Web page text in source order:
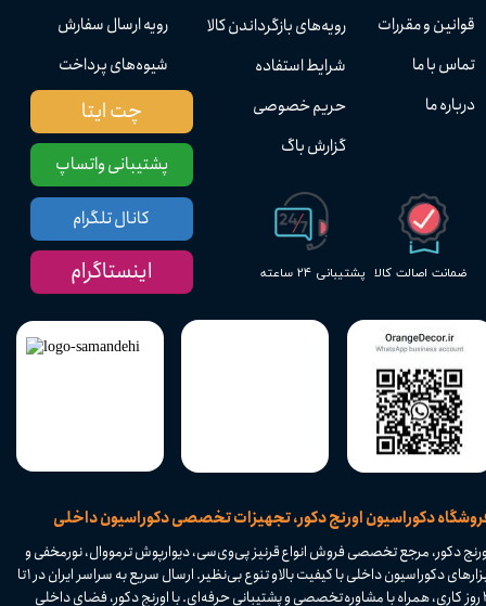
دکوراسیون اورنج دکور، تجهیزات تخصصی دکوراسیون داخلی
پشتیبانی ۲۴ ساعته ضمانت اصالت کالا
رویه ارسال سفارش
شیوه‌های پرداخت
رویه‌های بازگرداندن کالا
شرایط استفاده
حریم خصوصی
گزارش باگ
قوانین و مقررات
تماس با ما
درباره ما
دکور، مرجع تخصصی فروش انواع قرنیز پی‌وی‌سی، دیوارپوش ترمووال، نورمخفی و
ابزارهای دکوراسیون داخلی با کیفیت بالا و تنوع بی‌نظیر. ارسال سریع به سراسر ایران در ۱ تا
۴ روز کاری، همراه با مشاوره تخصصی و پشتیبانی حرفه‌ای. با اورنج دکور، فضای داخلی
پشتیبانی واتساپ
چت ایتا
کانال تلگرام
اینستاگرام